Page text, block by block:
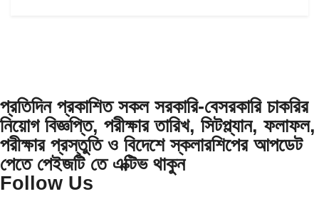
প্রতিদিন প্রকাশিত সকল সরকারি-বেসরকারি চাকরির
নিয়োগ বিজ্ঞপ্তি, পরীক্ষার তারিখ, সিটপ্ল্যান, ফলাফল,
পরীক্ষার প্রস্তুতি ও বিদেশে স্কলারশিপের আপডেট
পেতে পেইজটি তে এক্টিভ থাকুন
Follow Us